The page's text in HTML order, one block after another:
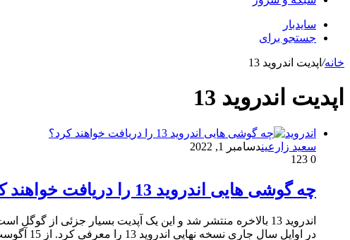
سایدبار
جستجو برای
خانه/ اپدیت اندروید 13
اپدیت اندروید 13
اندروید
سعید زارعیندسامبر 1, 2022
0
چه گوشی هایی اندروید 13 را دریافت خواهند کرد ؟